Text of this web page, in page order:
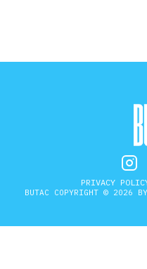
EDITORIALI
TRUFFE E SOCIAL
PRIVACY
BUTAC COPYRIGHT © 2026